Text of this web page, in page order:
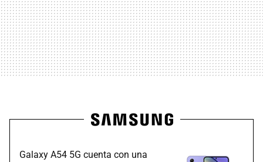
Galaxy A54 5G cuenta con una